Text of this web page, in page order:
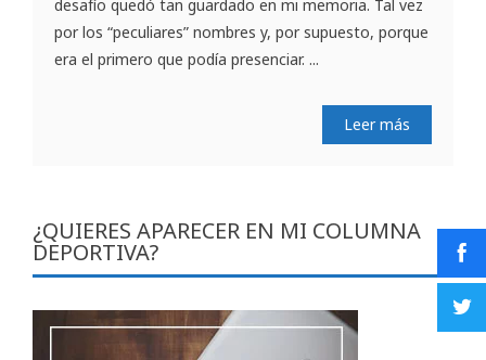
desafío quedó tan guardado en mi memoria. Tal vez
por los “peculiares” nombres y, por supuesto, porque
era el primero que podía presenciar. ...
Leer más
¿QUIERES APARECER EN MI COLUMNA
DEPORTIVA?